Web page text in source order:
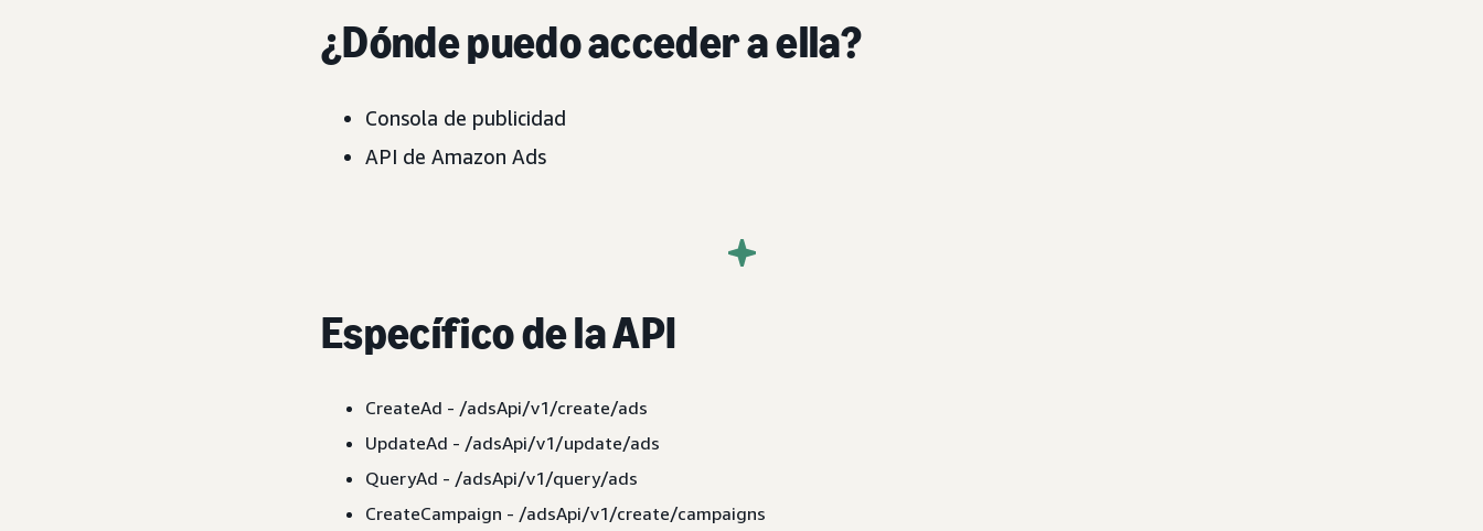
¿Dónde puedo acceder a ella?
Consola de publicidad
API de Amazon Ads
Específico de la API
CreateAd - /adsApi/v1/create/ads
UpdateAd - /adsApi/v1/update/ads
QueryAd - /adsApi/v1/query/ads
CreateCampaign - /adsApi/v1/create/campaigns